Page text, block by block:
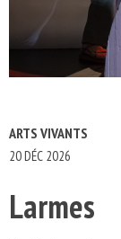
ARTS VIVANTS
20 DÉC 2026
Larmes